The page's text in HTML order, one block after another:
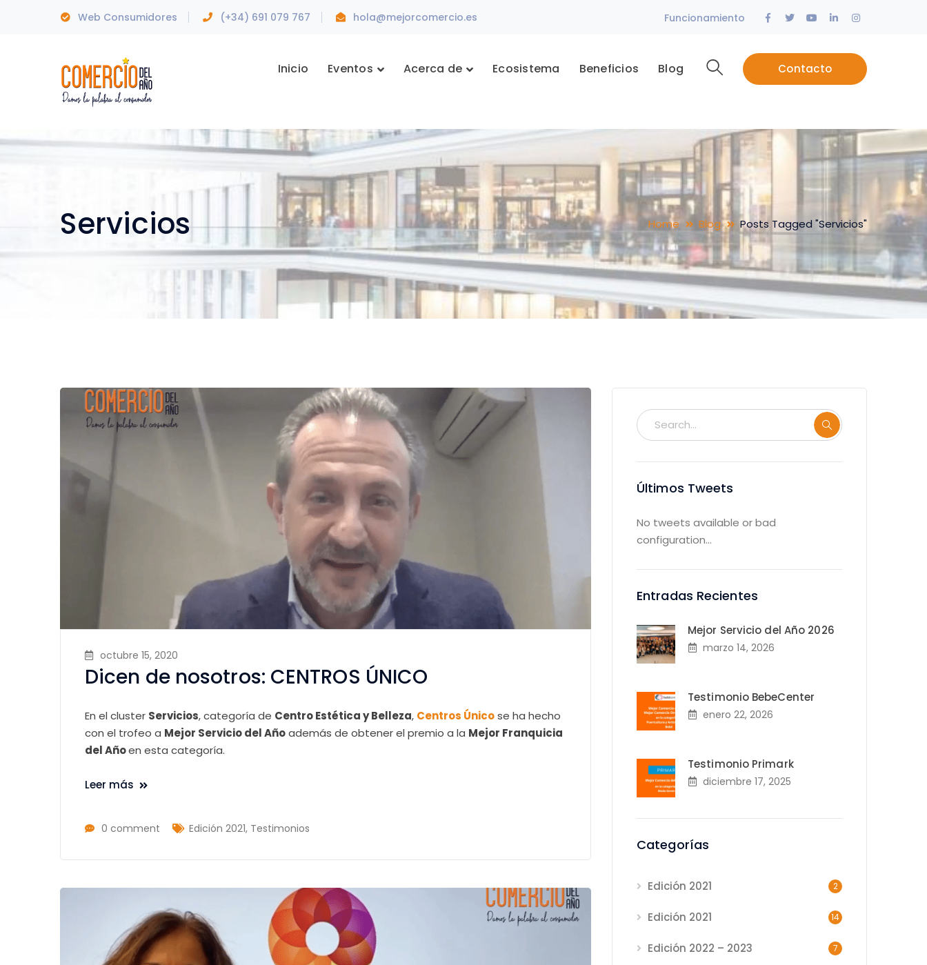
Web Consumidores (+34) 691 079 767 hola@mejorcomercio.es Funcionamiento
Facebook
TwitterYoutube
LinkedInInstagram
Contacto
Inicio Eventos Acerca de Ecosistema Beneficios Blog
Servicios Home Blog Posts Tagged "Servicios"
octubre 15, 2020
Dicen de nosotros: CENTROS ÚNICO
En el cluster Servicios, categoría de Centro Estética y Belleza, Centros Únicose ha hecho
con el trofeo a Mejor Servicio del Añoademás de obtener el premio a la Mejor Franquicia
del Añoen esta categoría.
Leer más
0 comment Edición 2021, Testimonios
Últimos Tweets
No tweets available or bad
configuration...
Entradas Recientes
Mejor Servicio del Año 2026
marzo 14, 2026
Testimonio BebeCenter
enero 22, 2026
Testimonio Primark
diciembre 17, 2025
Categorías
Edición 2021 2
Edición 2021 14
Edición 2022 – 2023 7